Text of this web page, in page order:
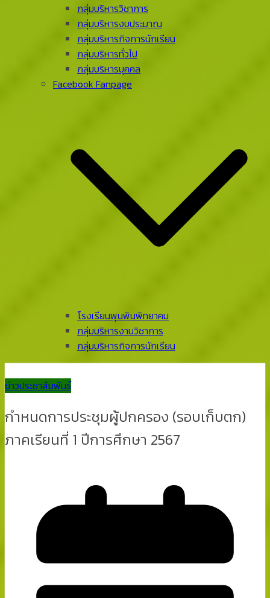
กลุ่มบริหารวิชาการ
กลุ่มบริหารงบประมาณ
กลุ่มบริหารกิจการนักเรียน
กลุ่มบริหารทั่วไป
กลุ่มบริหารบุคคล
Facebook Fanpage
โรงเรียนพุนพินพิทยาคม
กลุ่มบริหารงานวิชาการ
กลุ่มบริหารกิจการนักเรียน
ข่าวประชาสัมพันธ์
กำหนดการประชุมผู้ปกครอง (รอบเก็บตก)
ภาคเรียนที่ 1 ปีการศึกษา 2567